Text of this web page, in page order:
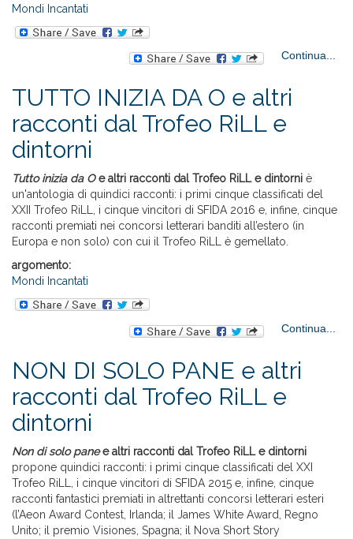
Mondi Incantati
Continua...
TUTTO INIZIA DA O e altri
racconti dal Trofeo RiLL e
dintorni
Tutto inizia da Oe altri racconti dal Trofeo RiLL e dintorni è
un'antologia di quindici racconti: i primi cinque classificati del
XXII Trofeo RiLL, i cinque vincitori di SFIDA 2016 e, infine, cinque
racconti premiati nei concorsi letterari banditi all’estero (in
Europa e non solo) con cui il Trofeo RiLL è gemellato.
argomento:
Mondi Incantati
Continua...
NON DI SOLO PANE e altri
racconti dal Trofeo RiLL e
dintorni
Non di solo panee altri racconti dal Trofeo RiLL e dintorni
propone quindici racconti: i primi cinque classificati del XXI
Trofeo RiLL, i cinque vincitori di SFIDA 2015 e, infine, cinque
racconti fantastici premiati in altrettanti concorsi letterari esteri
(l’Aeon Award Contest, Irlanda; il James White Award, Regno
Unito; il premio Visiones, Spagna; il Nova Short Story